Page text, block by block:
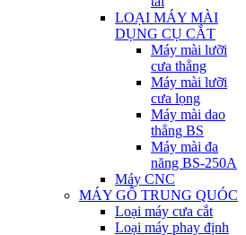
LOẠI MÁY MÀI
DỤNG CỤ CẮT
Máy mài lưỡi
cưa thẳng
Máy mài lưỡi
cưa lọng
Máy mài dao
thẳng BS
Máy mài đa
năng BS-250A
Máy CNC
MÁY GỖ TRUNG QUÓC
Loại máy cưa cắt
Loại máy phay định